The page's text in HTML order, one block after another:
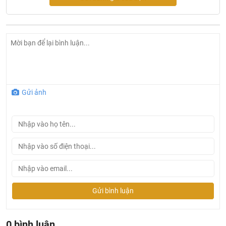
Ở đâu mua sen tắm Bravat chính hãng và giá rẻ nhất ?
Gửi ảnh
Gửi bình luận